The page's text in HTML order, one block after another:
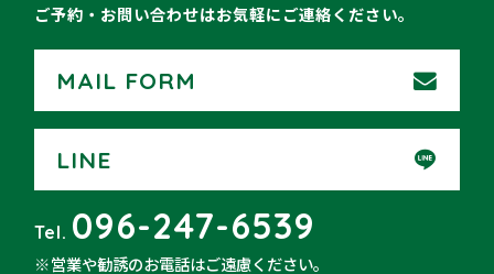
ご予約・お問い合わせはお気軽にご連絡ください。
MAIL FORM
LINE
Tel. 096-247-6539
営業や勧誘のお電話はご遠慮ください。